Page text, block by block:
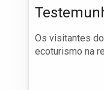
Os visitantes
ecoturismo na